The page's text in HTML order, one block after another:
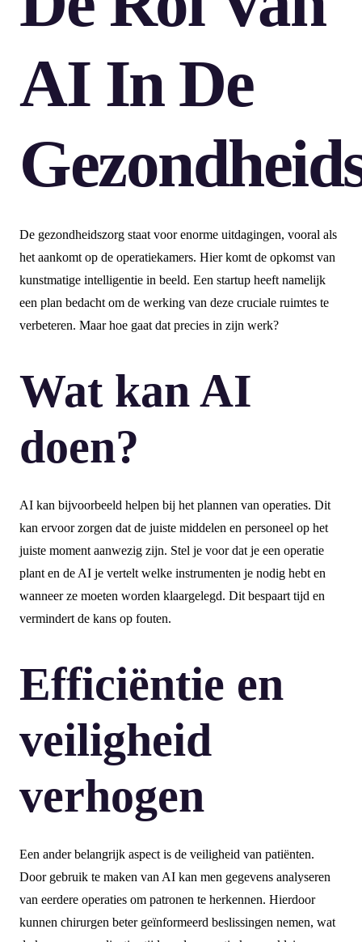
AI In De
De gezondheidszorg staat voor enorme uitdagingen, vooral als
het aankomt op de operatiekamers. Hier komt de opkomst van
kunstmatige intelligentie in beeld. Een startup heeft namelijk
een plan bedacht om de werking van deze cruciale ruimtes te
verbeteren. Maar hoe gaat dat precies in zijn werk?
Wat kan AI
doen?
AI kan bijvoorbeeld helpen bij het plannen van operaties. Dit
kan ervoor zorgen dat de juiste middelen en personeel op het
juiste moment aanwezig zijn. Stel je voor dat je een operatie
plant en de AI je vertelt welke instrumenten je nodig hebt en
wanneer ze moeten worden klaargelegd. Dit bespaart tijd en
vermindert de kans op fouten.
Efficiëntie en
veiligheid
verhogen
Een ander belangrijk aspect is de veiligheid van patiënten.
Door gebruik te maken van AI kan men gegevens analyseren
van eerdere operaties om patronen te herkennen. Hierdoor
kunnen chirurgen beter geïnformeerd beslissingen nemen, wat